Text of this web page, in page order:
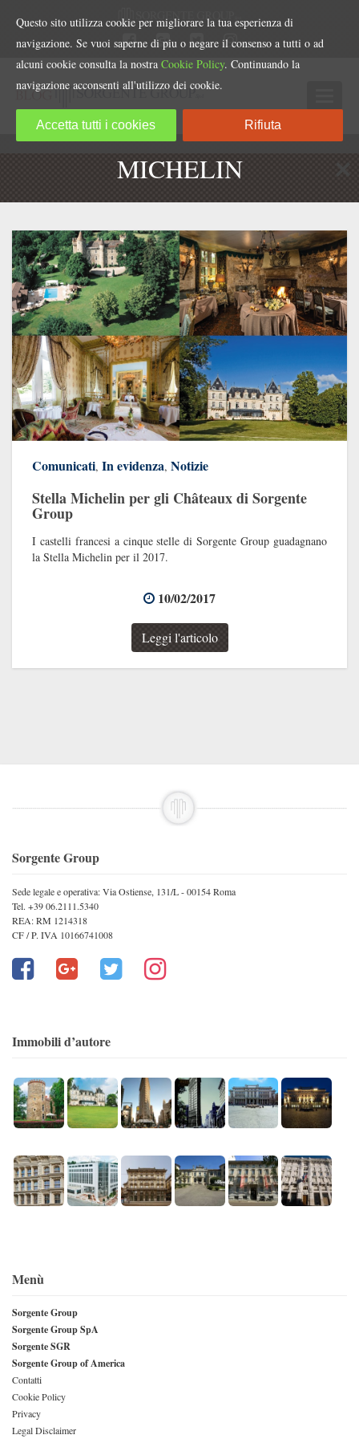
MICHELIN
Comunicati, In evidenza, Notizie
Stella Michelin per gli Châteaux di Sorgente
Group
I castelli francesi a cinque stelle di Sorgente Group guadagnano
la Stella Michelin per il 2017.
10/02/2017
Leggi l'articolo
Sorgente Group
Sede legale e operativa: Via Ostiense, 131/L - 00154 Roma
Tel. +39 06.2111.5340
REA: RM 1214318
CF / P. IVA 10166741008
Immobili d’autore
Menù
Sorgente Group
Sorgente Group SpA
Sorgente SGR
Sorgente Group of America
Contatti
Cookie Policy
Privacy
Legal Disclaimer
Questo sito utilizza cookie per migliorare la tua esperienza di
navigazione. Se vuoi saperne di piu o negare il consenso a tutti o ad
alcuni cookie consulta la nostra Cookie Policy. Continuando la
navigazione acconsenti all'utilizzo dei cookie.
Accetta tutti i cookies Rifiuta